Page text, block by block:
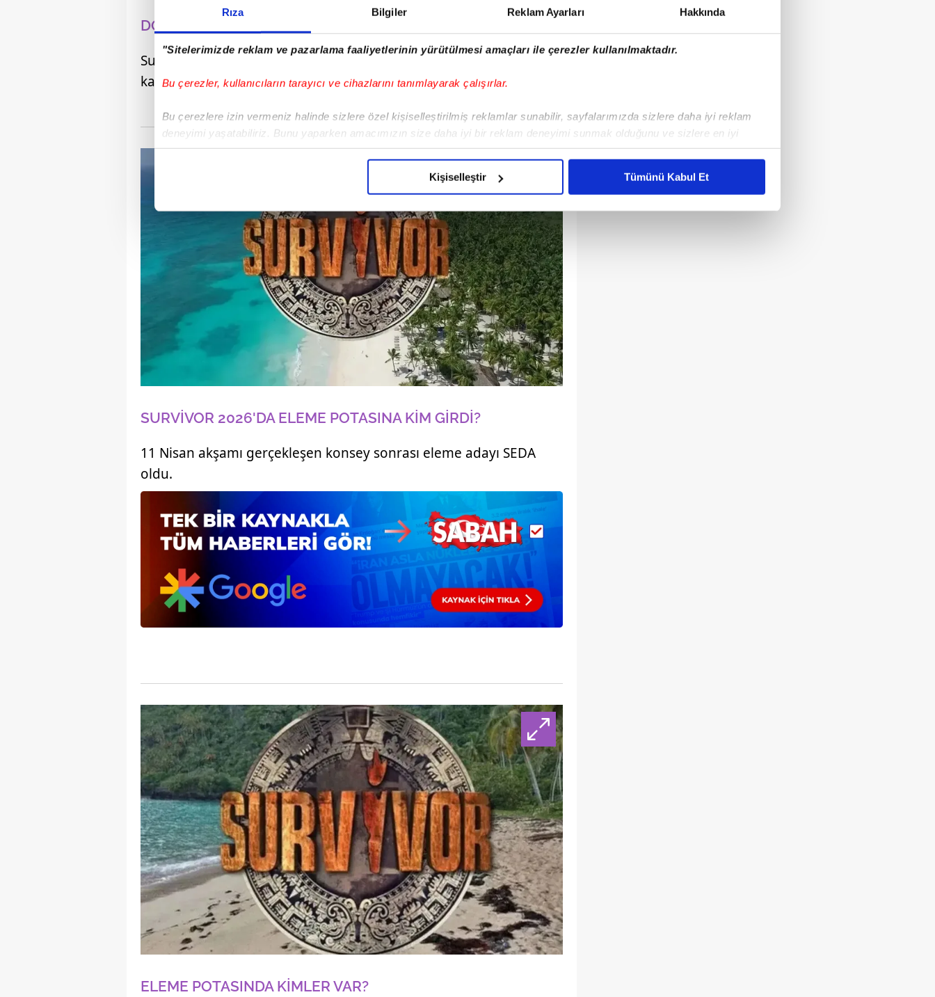
Rıza Bilgiler Reklam Ayarları Hakkında
"Sitelerimizde reklam ve pazarlama faaliyetlerinin yürütülmesi amaçları ile çerezler kullanılmaktadır.
Bu çerezler, kullanıcıların tarayıcı ve cihazlarını tanımlayarak çalışırlar.
Bu çerezlere izin vermeniz halinde sizlere özel kişiselleştirilmiş reklamlar sunabilir, sayfalarımızda sizlere daha iyi reklam
deneyimi yaşatabiliriz. Bunu yaparken amacımızın size daha iyi bir reklam deneyimi sunmak olduğunu ve sizlere en iyi
içerikleri sunabilmek adına elimizden gelen çabayı gösterdiğimizi ve bu noktada, reklamların maliyetlerimizi karşılamak
Sizlere daha iyi bir hizmet sunabilmek için İnternet Sitemizde kendimize ve üçüncü kişilere ait çerezler kullanılmaktadır. Bu
çerezler vasıtasıyla çeşitli kişisel verileriniz işlenmekte olup gerekli olan çerezler bilgi toplumu hizmetlerinin sunulması
amacıyla kullanılmaktadır. Diğer çerezler, sitemizin daha işlevsel kılınması ve kişiselleştirilmesi ve sizlere yönelik
reklam/pazarlama faaliyetlerinin yapılması, amaçlarıyla sınırlı olarak açık rızanız dahilinde kullanılacaktır.
Çerezlere ilişkin tercihlerinizi aşağıda yer alan panel vasıtasıyla belirleyebilirsiniz. Çerezlere ilişkin detaylı bilgi için Ayarlar
butonuna tıklayabilir,
Çerez Bilgilendirme Metnimiziziyaret edebilirsiniz.
6698 sayılı Kişisel Verilerin Korunması Kanunu uyarınca hazırlanmış Aydınlatma Metnimizi okumak ve sitemizde ilgili
mevzuata uygun olarak kullanılan çerezlerle ilgili bilgi almak için lütfentıklayınız.
Kişiselleştir Tümünü Kabul Et
DOKUNULMAZLIK OYUNUNU KİM KAZANDI?
Survivor'da haftanın üçüncü dokunulmazlık mücadelesinin
kazananı ÜNLÜLER oldu.
SURVİVOR 2026'DA ELEME POTASINA KİM GİRDİ?
11 Nisan akşamı gerçekleşen konsey sonrası eleme adayı SEDA
oldu.
ELEME POTASINDA KİMLER VAR?